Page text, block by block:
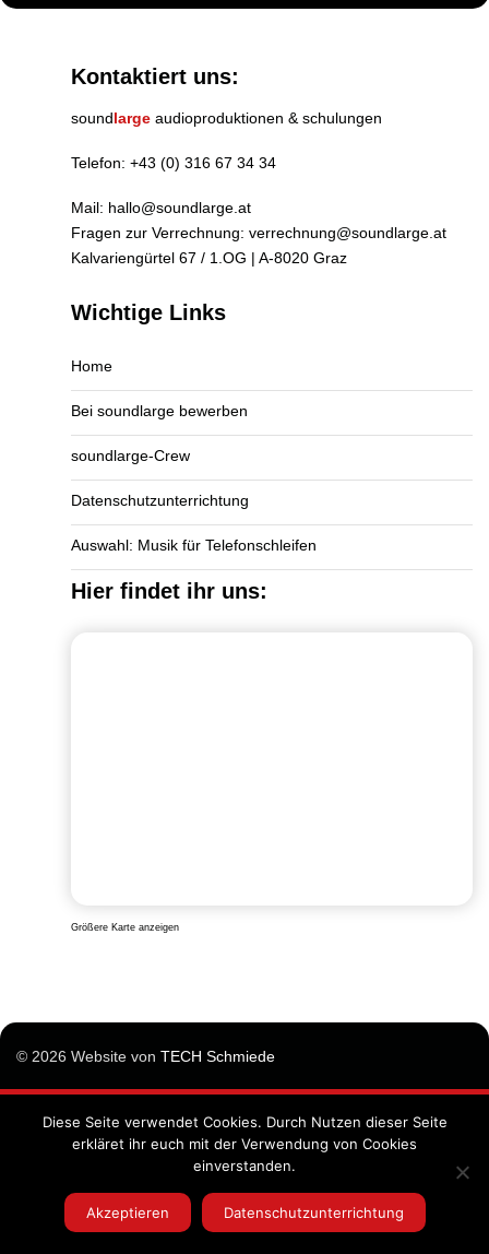
Kontaktiert uns:
soundlarge audioproduktionen & schulungen
Telefon: +43 (0) 316 67 34 34
Mail: hallo@soundlarge.at
Fragen zur Verrechnung: verrechnung@soundlarge.at
Kalvariengürtel 67 / 1.OG | A-8020 Graz
Wichtige Links
Home
Bei soundlarge bewerben
soundlarge-Crew
Datenschutzunterrichtung
Auswahl: Musik für Telefonschleifen
Hier findet ihr uns:
Größere Karte anzeigen
© 2026 Website von TECH Schmiede
Impressum
Datenschutzunterrichtung
Allgemeine Geschäftsbedingungen
Diese Seite verwendet Cookies. Durch Nutzen dieser Seite
erkläret ihr euch mit der Verwendung von Cookies
einverstanden.
Akzeptieren Datenschutzunterrichtung